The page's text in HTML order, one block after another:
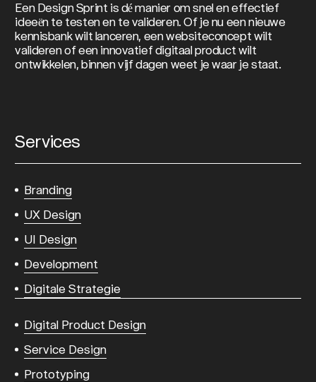
Een Design Sprint is dé manier om snel en effectief
ideeën te testen en te valideren. Of je nu een nieuwe
kennisbank wilt lanceren, een websiteconcept wilt
valideren of een innovatief digitaal product wilt
ontwikkelen, binnen vijf dagen weet je waar je staat.
Services
Branding
UX Design
UI Design
Development
Digitale Strategie
Digital Product Design
Service Design
Prototyping